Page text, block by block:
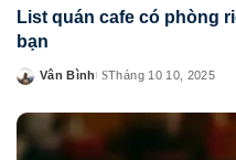
List quán cafe có phòng
bạn
Posted
Vân Bình Tháng 10 10, 2025